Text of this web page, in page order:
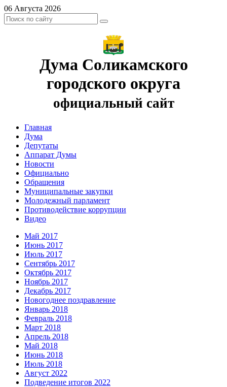
06 Августа 2026
Дума Соликамского
городского округа
официальный сайт
Главная
Дума
Депутаты
Аппарат Думы
Новости
Официально
Обращения
Муниципальные закупки
Молодежный парламент
Противодействие коррупции
Видео
Май 2017
Июнь 2017
Июль 2017
Сентябрь 2017
Октябрь 2017
Ноябрь 2017
Декабрь 2017
Новогоднее поздравление
Январь 2018
Февраль 2018
Март 2018
Апрель 2018
Май 2018
Июнь 2018
Июль 2018
Август 2022
Подведение итогов 2022